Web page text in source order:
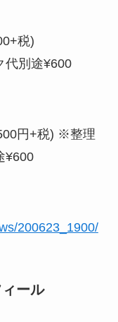
税)
代別途¥600
円+税) ※整理
¥600
200623_1900/
ール